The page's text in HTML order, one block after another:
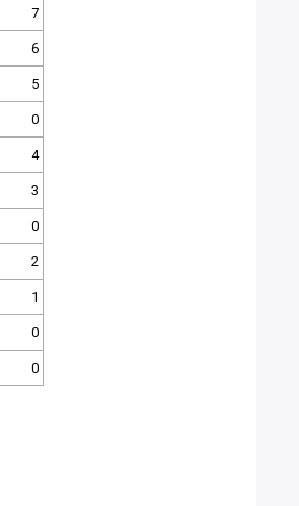
7
6
5
0
4
3
0
2
1
0
0